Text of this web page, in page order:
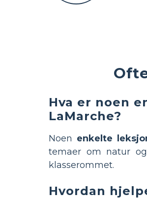
Hva er noen
LaMarche?
Noen enkelte
temaer om natur
klasserommet.
Hvordan